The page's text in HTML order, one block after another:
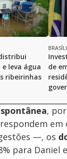
leva água
ribeirinhas
de
,
em
—, os
para Daniel